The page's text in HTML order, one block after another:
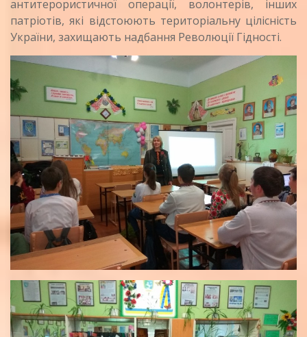
антитерористичної операції, волонтерів, інших
патріотів, які відстоюють територіальну цілісність
України, захищають надбання Революції Гідності.